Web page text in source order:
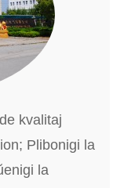
kvalitaj
Plibonigi la
la